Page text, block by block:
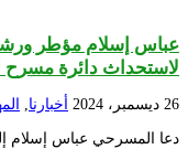
عباس إسلام مؤطر
لاستحداث دائرة مسرح
26 ديسمبر، 2024 أخبارنا,
دعا المسرحي عباس إسلام